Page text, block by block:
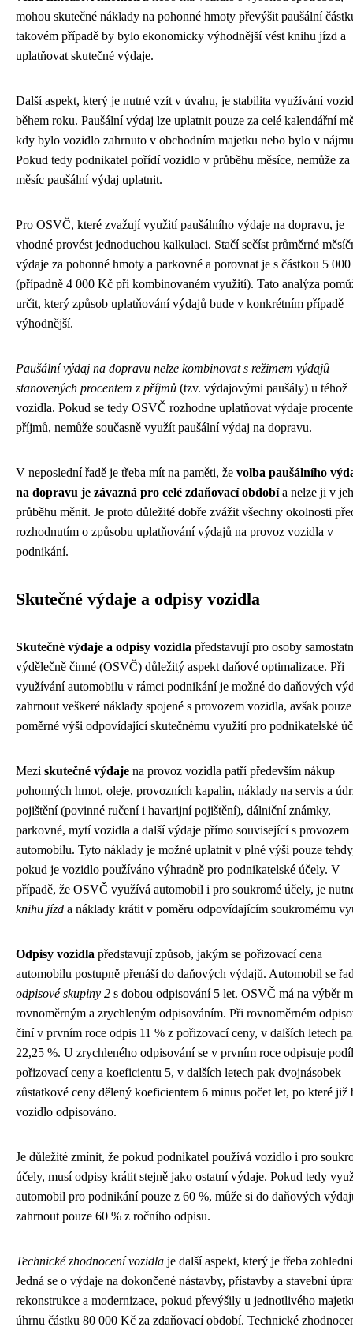
mohou skutečné náklady na pohonné hmoty převýšit paušální
takovém případě by bylo ekonomicky výhodnější vést knihu jízd a
uplatňovat skutečné výdaje.
Další aspekt, který je nutné vzít v úvahu, je stabilita využívání
během roku. Paušální výdaj lze uplatnit pouze za celé kalendářní
kdy bylo vozidlo zahrnuto v obchodním majetku nebo bylo v
Pokud tedy podnikatel pořídí vozidlo v průběhu měsíce, nemůže za
měsíc paušální výdaj uplatnit.
Pro OSVČ, které zvažují využití paušálního výdaje na dopravu, je
vhodné provést jednoduchou kalkulaci. Stačí sečíst průměrné
výdaje za pohonné hmoty a parkovné a porovnat je s částkou 5
(případně 4 000 Kč při kombinovaném využití). Tato analýza
určit, který způsob uplatňování výdajů bude v konkrétním případě
výhodnější.
Paušální výdaj na dopravu nelze kombinovat s režimem výdajů
stanovených procentem z příjmů (tzv. výdajovými paušály) u téhož
vozidla. Pokud se tedy OSVČ rozhodne uplatňovat výdaje
příjmů, nemůže současně využít paušální výdaj na dopravu.
V neposlední řadě je třeba mít na paměti, že volba paušálního
na dopravu je závazná pro celé zdaňovací obdobía nelze ji v
průběhu měnit. Je proto důležité dobře zvážit všechny okolnosti
rozhodnutím o způsobu uplatňování výdajů na provoz vozidla v
podnikání.
Skutečné výdaje a odpisy vozidla
Skutečné výdaje a odpisy vozidla představují pro osoby
výdělečně činné (OSVČ) důležitý aspekt daňové optimalizace. Při
využívání automobilu v rámci podnikání je možné do daňových
zahrnout veškeré náklady spojené s provozem vozidla, avšak
poměrné výši odpovídající skutečnému využití pro podnikatelské
Mezi skutečné výdaje na provoz vozidla patří především nákup
pohonných hmot, oleje, provozních kapalin, náklady na servis a
pojištění (povinné ručení i havarijní pojištění), dálniční známky,
parkovné, mytí vozidla a další výdaje přímo související s provozem
automobilu. Tyto náklady je možné uplatnit v plné výši pouze
pokud je vozidlo používáno výhradně pro podnikatelské účely. V
případě, že OSVČ využívá automobil i pro soukromé účely, je
knihu jízd a náklady krátit v poměru odpovídajícím soukromému
Odpisy vozidla představují způsob, jakým se pořizovací cena
automobilu postupně přenáší do daňových výdajů. Automobil se
odpisové skupiny 2 s dobou odpisování 5 let. OSVČ má na výběr
rovnoměrným a zrychleným odpisováním. Při rovnoměrném
činí v prvním roce odpis 11 % z pořizovací ceny, v dalších letech
22,25 %. U zrychleného odpisování se v prvním roce odpisuje podíl
pořizovací ceny a koeficientu 5, v dalších letech pak dvojnásobek
zůstatkové ceny dělený koeficientem 6 minus počet let, po které již
vozidlo odpisováno.
Je důležité zmínit, že pokud podnikatel používá vozidlo i pro
účely, musí odpisy krátit stejně jako ostatní výdaje. Pokud tedy
automobil pro podnikání pouze z 60 %, může si do daňových
zahrnout pouze 60 % z ročního odpisu.
Technické zhodnocení vozidla je další aspekt, který je třeba
Jedná se o výdaje na dokončené nástavby, přístavby a stavební
rekonstrukce a modernizace, pokud převýšily u jednotlivého
úhrnu částku 80 000 Kč za zdaňovací období. Technické